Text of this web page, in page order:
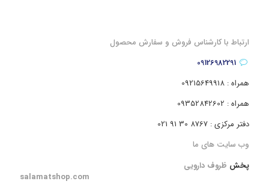
ارتباط با کارشناس فروش و سفارش محصول
09126982291
همراه : 09215649918
همراه : 09352842602
دفتر مرکزی : 8767 30 91 021
وب سایت های ما
پخش ظروف دارویی
salamatshop.com